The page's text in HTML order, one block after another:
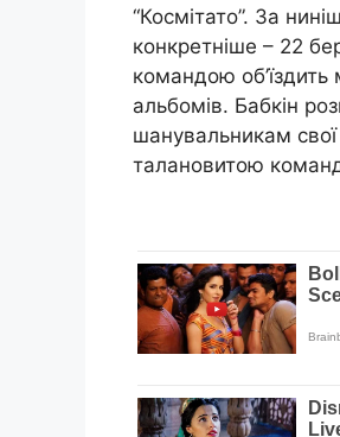
“Космітато”. За
конкретніше – 22
командою об’їздить
альбомів. Бабкін
шанувальникам
талановитою